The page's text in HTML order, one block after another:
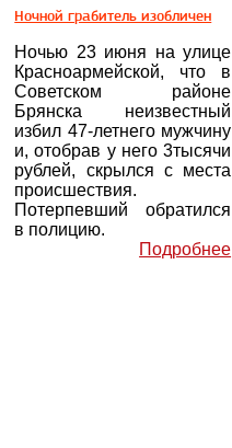
Ночной грабитель изобличен
Ночью 23 июня на улице
Красноармейской, что в
Советском районе
Брянска неизвестный
избил 47-летнего мужчину
и, отобрав у него 3тысячи
рублей, скрылся с места
происшествия.
Потерпевший обратился
в полицию.
Подробнее